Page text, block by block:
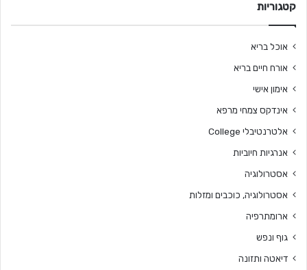
קטגוריות
אוכל בריא
אורח חיים בריא
אימון אישי
אינדקס צמחי מרפא
אלטרנטיבלי College
אנרגיות חיוביות
אסטרולוגיה
אסטרולוגיה, כוכבים ומזלות
ארומתרפיה
גוף ונפש
דיאטה ותזונה